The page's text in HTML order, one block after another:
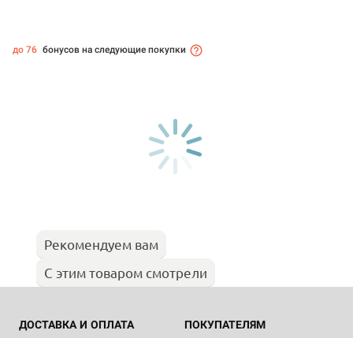
до 76 бонусов на следующие покупки
Рекомендуем вам
С этим товаром смотрели
ДОСТАВКА И ОПЛАТА ПОКУПАТЕЛЯМ